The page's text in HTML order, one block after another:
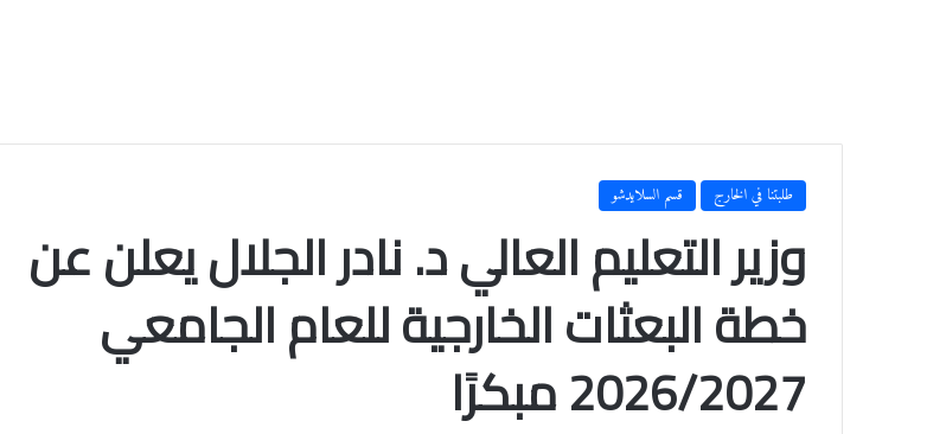
طلبتنا في الخارج قسم السلايدشو
وزير التعليم العالي د. نادر الجلال يعلن عن
خطة البعثات الخارجية للعام الجامعي
2026/2027 مبكرًا